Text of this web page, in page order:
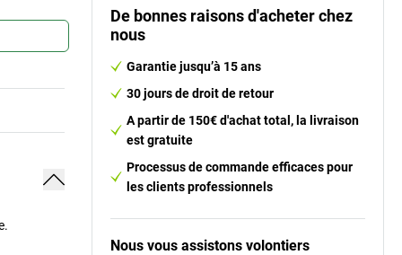
De bonnes raisons d'acheter chez
nous
Garantie jusqu’à 15 ans
30 jours de droit de retour
A partir de 150€ d'achat total, la livraison
est gratuite
Processus de commande efficaces pour
les clients professionnels
Nous vous assistons volontiers